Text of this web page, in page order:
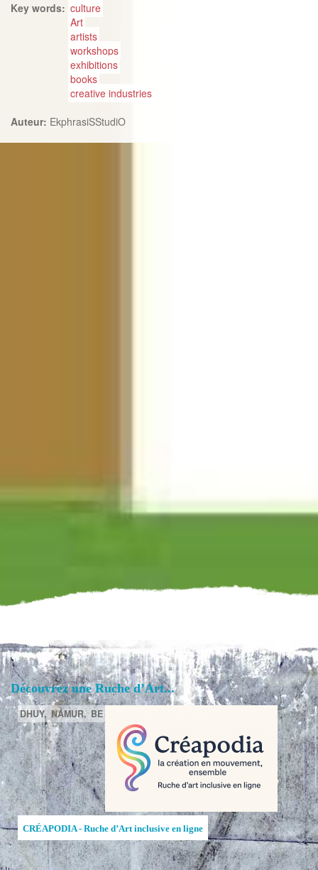
Key words: culture
Art
artists
workshops
exhibitions
books
creative industries
Auteur: EkphrasiSStudiO
Découvrez une Ruche d’Art...
DHUY, NAMUR, BE
CRÉAPODIA - Ruche d’Art inclusive en ligne